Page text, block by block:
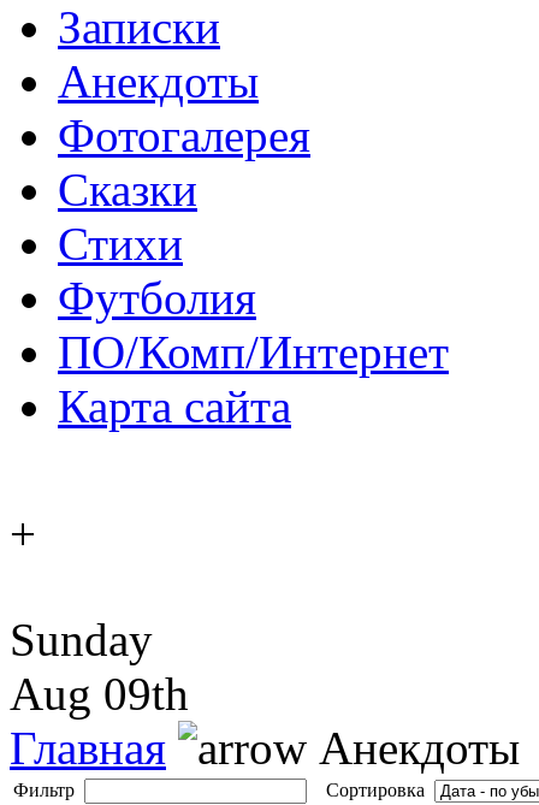
Записки
Анекдоты
Фотогалерея
Сказки
Стихи
Футболия
ПО/Комп/Интернет
Карта сайта
+
Sunday
Aug 09th
Главная
Анекдоты
Фильтр
Сортировка